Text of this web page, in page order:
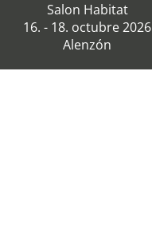
Salon Habitat
16. - 18. octubre 2026
Alenzón